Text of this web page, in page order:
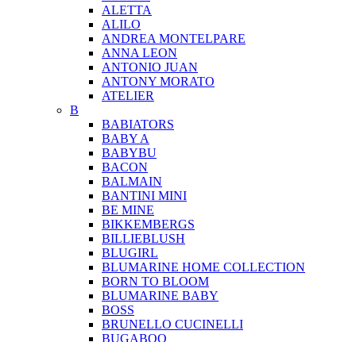
ALETTA
ALILO
ANDREA MONTELPARE
ANNA LEON
ANTONIO JUAN
ANTONY MORATO
ATELIER
B
BABIATORS
BABY A
BABYBU
BACON
BALMAIN
BANTINI MINI
BE MINE
BIKKEMBERGS
BILLIEBLUSH
BLUGIRL
BLUMARINE HOME COLLECTION
BORN TO BLOOM
BLUMARINE BABY
BOSS
BRUNELLO CUCINELLI
BUGABOO